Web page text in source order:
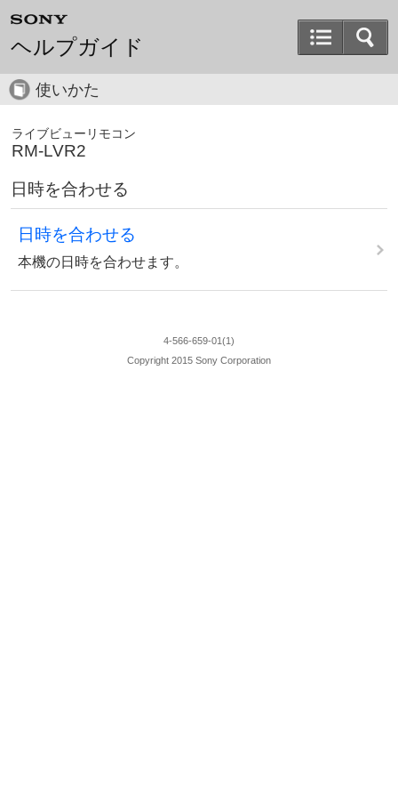
ヘルプガイド
使いかた
ライブビューリモコン
RM-LVR2
日時を合わせる
日時を合わせる
本機の日時を合わせます。
4-566-659-01(1)
Copyright 2015 Sony Corporation